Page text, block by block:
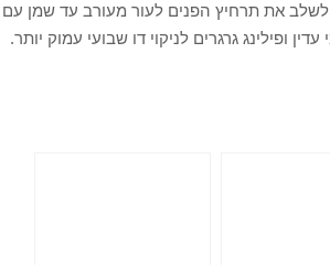
את תרחיץ הפנים לעור מעורב עד שמן עם
ופילינג גרגרים לניקוי דו שבועי עמוק יותר.